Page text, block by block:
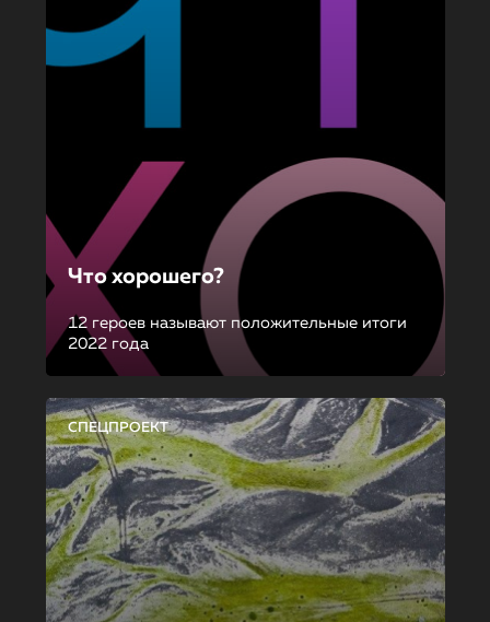
Что хорошего?
12 героев называют положительные итоги
2022 года
СПЕЦПРОЕКТ